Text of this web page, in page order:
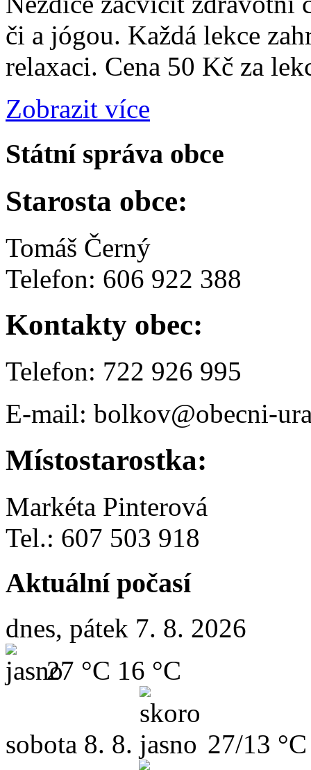
či a jógou. Každá lekce
relaxaci. Cena 50 Kč za
Zobrazit více
Státní správa obce
Starosta obce:
Tomáš Černý
Telefon: 606 922 388
Kontakty obec:
Telefon: 722 926 995
E-mail: bolkov@obecni-
Místostarostka:
Markéta Pinterová
Tel.: 607 503 918
Aktuální počasí
dnes, pátek 7. 8. 2026
27 °C 16 °C
sobota 8. 8.
27/13 °C